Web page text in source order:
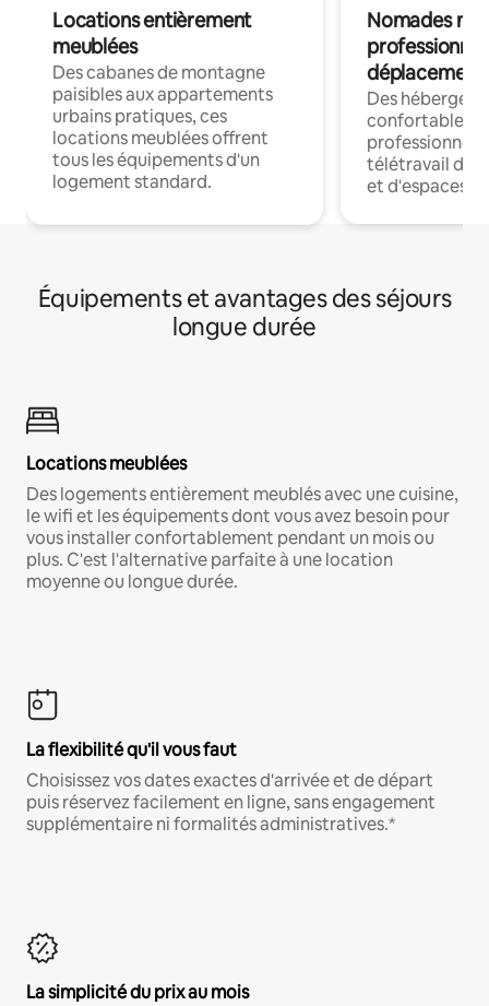
Locations entièrement
meublées
Des cabanes de montagne
paisibles aux appartements
urbains pratiques, ces
locations meublées offrent
tous les équipements d'un
logement standard.
Nomades
déplacement
Des
confortables
professionnels
télétravail
et d'espaces
Équipements et avantages des séjours
longue durée
Locations meublées
Des logements entièrement meublés avec une cuisine,
le wifi et les équipements dont vous avez besoin pour
vous installer confortablement pendant un mois ou
plus. C'est l'alternative parfaite à une location
moyenne ou longue durée.
La flexibilité qu'il vous faut
Choisissez vos dates exactes d'arrivée et de départ
puis réservez facilement en ligne, sans engagement
supplémentaire ni formalités administratives.*
La simplicité du prix au mois